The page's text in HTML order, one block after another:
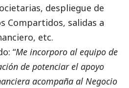
despliegue de
Compartidos, salidas a
etc.
“Me incorporo al equipo de
de potenciar el apoyo
acompaña al Negocio